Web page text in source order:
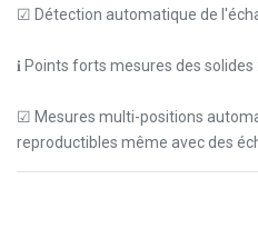
☑ Détection automatique de
𝐢 Points forts mesures des solides :
☑ Mesures multi-positions
reproductibles même avec des